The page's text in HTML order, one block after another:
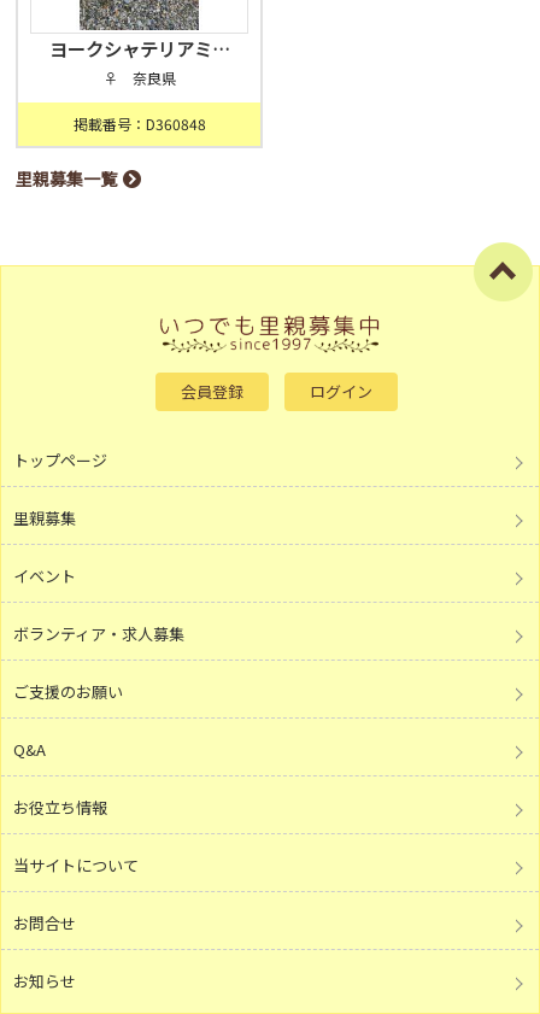
ヨークシャテリアミ…
♀ 奈良県
掲載番号：D360848
里親募集一覧
会員登録 ログイン
トップページ
里親募集
イベント
ボランティア・求人募集
ご支援のお願い
Q&A
お役立ち情報
当サイトについて
お問合せ
お知らせ